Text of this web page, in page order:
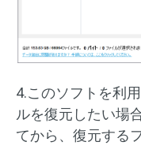
4.このソフトを利
ルを復元したい場
てから、復元する